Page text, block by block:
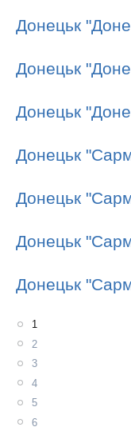
Донецьк
Донецьк
Донецьк
Донецьк
Донецьк
Донецьк
Донецьк
1
2
3
4
5
6